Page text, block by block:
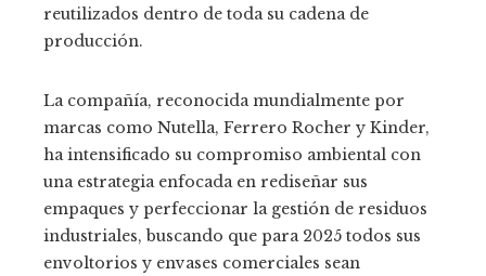
reutilizados dentro de toda su cadena de
producción.
La compañía, reconocida mundialmente por
marcas como Nutella, Ferrero Rocher y Kinder,
ha intensificado su compromiso ambiental con
una estrategia enfocada en rediseñar sus
empaques y perfeccionar la gestión de residuos
industriales, buscando que para 2025 todos sus
envoltorios y envases comerciales sean